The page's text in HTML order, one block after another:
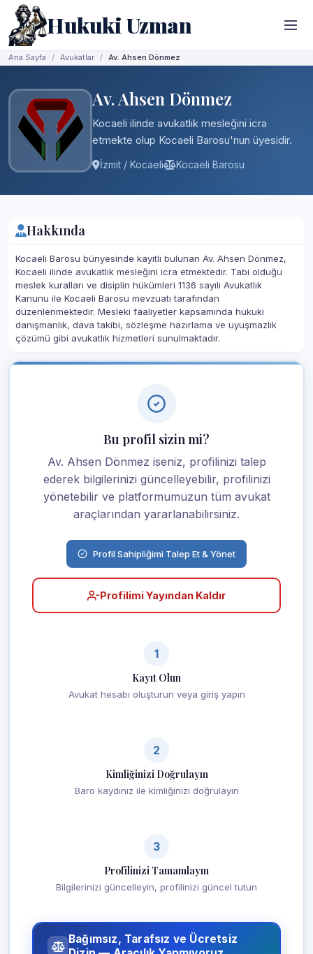
Hukuki Uzman
Ana Sayfa Avukatlar Av. Ahsen Dönmez
Av. Ahsen Dönmez
Kocaeli ilinde avukatlık mesleğini icra
etmekte olup Kocaeli Barosu'nun üyesidir.
İzmit / Kocaeli Kocaeli Barosu
Hakkında
Kocaeli Barosu bünyesinde kayıtlı bulunan Av. Ahsen Dönmez,
Kocaeli ilinde avukatlık mesleğini icra etmektedir. Tabi olduğu
meslek kuralları ve disiplin hükümleri 1136 sayılı Avukatlık
Kanunu ile Kocaeli Barosu mevzuatı tarafından
düzenlenmektedir. Mesleki faaliyetler kapsamında hukuki
danışmanlık, dava takibi, sözleşme hazırlama ve uyuşmazlık
çözümü gibi avukatlık hizmetleri sunulmaktadır.
Bu profil sizin mi?
Av. Ahsen Dönmez iseniz, profilinizi talep
ederek bilgilerinizi güncelleyebilir, profilinizi
yönetebilir ve platformumuzun tüm avukat
araçlarından yararlanabilirsiniz.
Profil Sahipliğimi Talep Et & Yönet
Profilimi Yayından Kaldır
1
Kayıt Olun
Avukat hesabı oluşturun veya giriş yapın
2
Kimliğinizi Doğrulayın
Baro kaydınız ile kimliğinizi doğrulayın
3
Profilinizi Tamamlayın
Bilgilerinizi güncelleyin, profilinizi güncel tutun
Bağımsız, Tarafsız ve Ücretsiz